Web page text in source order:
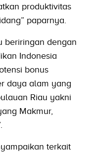
produktivitas
paparnya.
beriringan dengan
Indonesia
bonus
daya alam yang
Riau yakni
Makmur,
terkait